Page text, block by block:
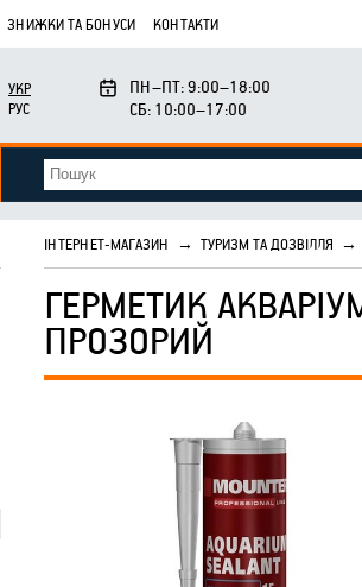
ЗНИЖКИ ТА БОНУСИ КОНТАКТИ
УКР
РУС
ПН–ПТ: 9:00–18:00
СБ: 10:00–17:00
ІНТЕРНЕТ-МАГАЗИН → ТУРИЗМ ТА ДОЗВІЛЛЯ →
ГЕРМЕТИК
ПРОЗОРИЙ